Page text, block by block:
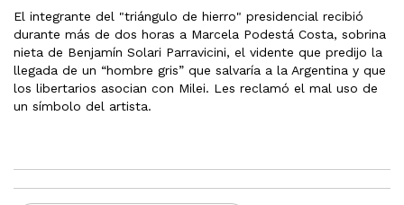
El integrante del "triángulo de hierro" presidencial recibió
durante más de dos horas a Marcela Podestá Costa, sobrina
nieta de Benjamín Solari Parravicini, el vidente que predijo la
llegada de un “hombre gris” que salvaría a la Argentina y que
los libertarios asocian con Milei. Les reclamó el mal uso de
un símbolo del artista.